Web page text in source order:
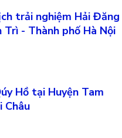
trải nghiệm Hải Đăng
Trì - Thành phố Hà Nội
Hồ tại Huyện Tam
Châu